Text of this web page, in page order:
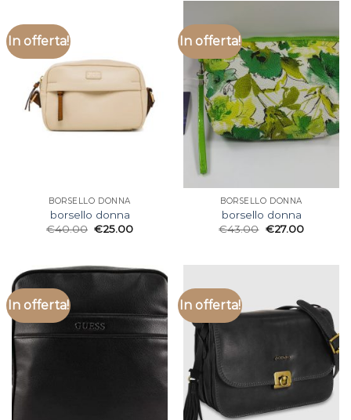
In offerta!
BORSELLO DONNA
borsello donna
€40.00 €25.00
In offerta!
BORSELLO DONNA
borsello donna
€43.00 €27.00
In offerta! In offerta!